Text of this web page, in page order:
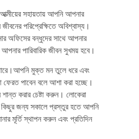
সহায়তায় আপনি আপনার
পরিপ্রেক্ষিতে অবিশ্বাস্য।
অফিসের বন্ধুদের সাথে আপনার
পারিবারিক জীবন সুখময় হবে।
মুক্ত মন তুলে ধরে এবং
পাবেন বলে আশা করা হচ্ছে।
করার চেষ্টা করুন। লোকেরা
কিছুর জন্য সকালে প্রস্তুর হতে আপনি
মূর্তি স্থাপন করুন এবং প্রতিদিন